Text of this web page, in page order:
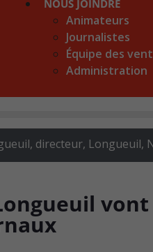
NOUS JOINDRE
Animateurs
Journalistes
Équipe des
Administration
directeur, Longueuil,
vont